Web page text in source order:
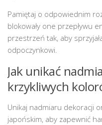
Pamiętaj o odpowiednim
blokowały one przepływu
przestrzeń tak, aby
odpoczynkowi.
Jak unikać
krzykliwych
Unikaj nadmiaru dekoracji
japońskim, aby zapewnić